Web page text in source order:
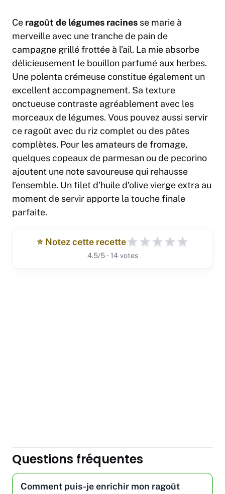
Ce ragoût de légumes racines se marie à
merveille avec une tranche de pain de
campagne grillé frottée à l’ail. La mie absorbe
délicieusement le bouillon parfumé aux herbes.
Une polenta crémeuse constitue également un
excellent accompagnement. Sa texture
onctueuse contraste agréablement avec les
morceaux de légumes. Vous pouvez aussi servir
ce ragoût avec du riz complet ou des pâtes
complètes. Pour les amateurs de fromage,
quelques copeaux de parmesan ou de pecorino
ajoutent une note savoureuse qui rehausse
l’ensemble. Un filet d’huile d’olive vierge extra au
moment de servir apporte la touche finale
parfaite.
⭐️ Notez cette recette★★★★★
4.5/5 · 14 votes
Questions fréquentes
Comment puis-je enrichir mon ragoût